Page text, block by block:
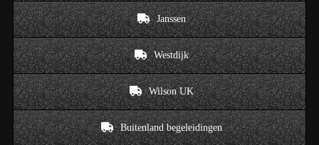
Janssen
Westdijk
Wilson UK
Buitenland begeleidingen